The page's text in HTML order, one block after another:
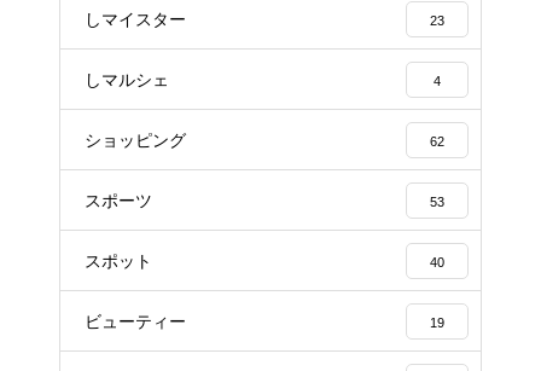
しマイスター 23
しマルシェ 4
ショッピング 62
スポーツ 53
スポット 40
ビューティー 19